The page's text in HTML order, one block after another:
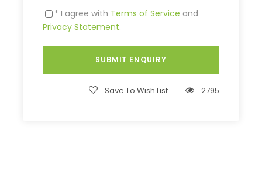
* I agree with Terms of Service and
Privacy Statement.
Save To Wish List 2795